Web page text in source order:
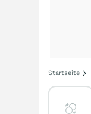
Startseite